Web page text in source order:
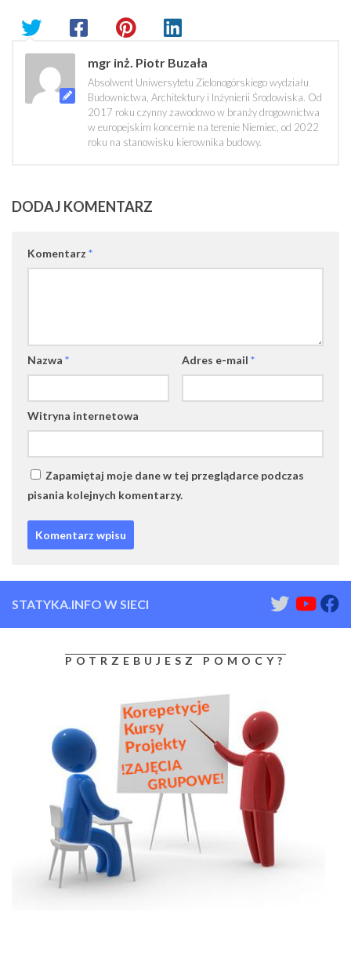
mgr inż. Piotr Buzała
Absolwent Uniwersytetu Zielonogórskiego wydziału
Budownictwa, Architektury i Inżynierii Środowiska. Od
2017 roku czynny zawodowo w branży drogownictwa
w europejskim koncernie na terenie Niemiec, od 2022
roku na stanowisku kierownika budowy.
DODAJ KOMENTARZ
Komentarz *
Nazwa * Adres e-mail *
Witryna internetowa
Zapamiętaj moje dane w tej przeglądarce podczas
pisania kolejnych komentarzy.
STATYKA.INFO W SIECI
POTRZEBUJESZ POMOCY?